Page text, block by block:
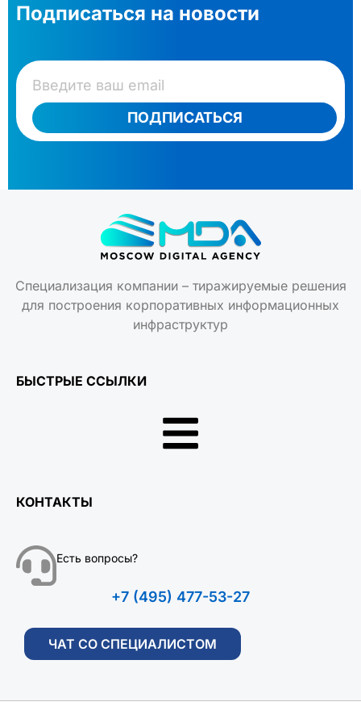
Подписаться на новости
ПОДПИСАТЬСЯ
Специализация компании – тиражируемые решения
для построения корпоративных информационных
инфраструктур
БЫСТРЫЕ ССЫЛКИ
КОНТАКТЫ
Есть вопросы?
+7 (495) 477-53-27
ЧАТ СО СПЕЦИАЛИСТОМ